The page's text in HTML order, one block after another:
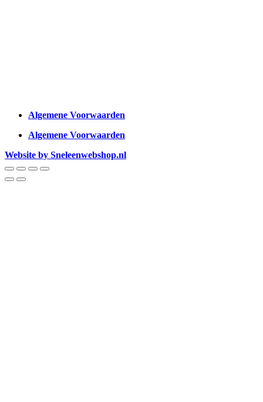
Algemene Voorwaarden
Algemene Voorwaarden
Website by Sneleenwebshop.nl